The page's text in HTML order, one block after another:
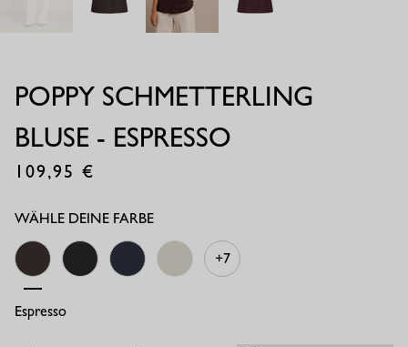
POPPY SCHMETTERLING
BLUSE - ESPRESSO
109,95
WÄHLE DEINE FARBE
EspressoSchwarz
+7